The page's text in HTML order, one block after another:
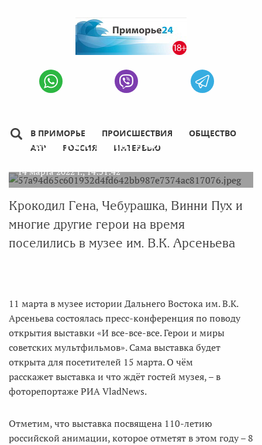
В ПРИМОРЬЕ ПРОИСШЕСТВИЯ
ОБЩЕСТВО
АТР
РОССИЯ ИНТЕРВЬЮ
советских мультиков
14 марта 2022 г., 14:51:42
Крокодил Гена, Чебурашка, Винни Пух и
многие другие герои на время
поселились в музее им. В.К. Арсеньева
11 марта в музее истории Дальнего Востока им. В.К.
Арсеньева состоялась пресс-конференция по поводу
открытия выставки «И все-все-все. Герои и миры
советских мультфильмов». Сама выставка будет
открыта для посетителей 15 марта. О чём
расскажет выставка и что ждёт гостей музея, – в
фоторепортаже РИА VladNews.
Отметим, что выставка посвящена 110-летию
российской анимации, которое отметят в этом году – 8